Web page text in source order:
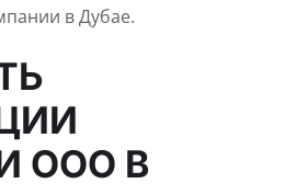
в Дубае.
ООО В